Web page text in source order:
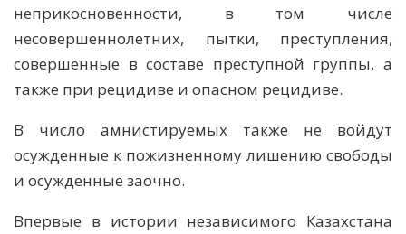
неприкосновенности, в том числе
несовершеннолетних, пытки, преступления,
совершенные в составе преступной группы, а
также при рецидиве и опасном рецидиве.
В число амнистируемых также не войдут
осужденные к пожизненному лишению свободы
и осужденные заочно.
Впервые в истории независимого Казахстана